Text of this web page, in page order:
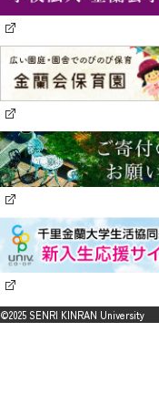
©2025 SENRI KINRAN University